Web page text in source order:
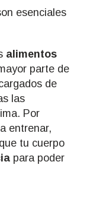
esenciales
alimentos
parte de
de
las
Por
entrenar,
tu cuerpo
para poder